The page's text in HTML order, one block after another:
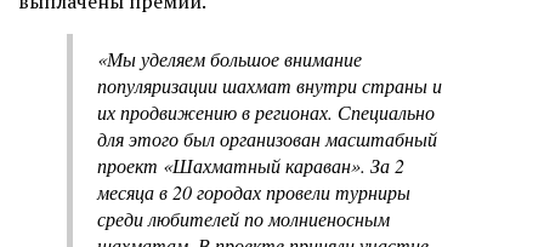
«Мы уделяем большое внимание
популяризации шахмат внутри страны и
их продвижению в регионах. Специально
для этого был организован масштабный
проект «Шахматный караван». За 2
месяца в 20 городах провели турниры
среди любителей по молниеносным